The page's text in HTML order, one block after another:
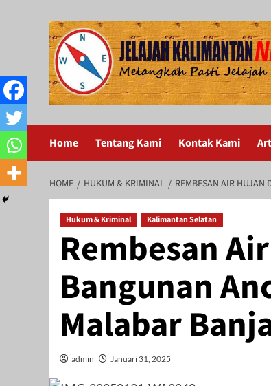
Home Tentang Kami Kontak Kami
HOME HUKUM & KRIMINAL REMBESAN AIR HUJAN
Hukum & Kriminal Kalimantan Selatan
Rembesan
Bangunan
Malabar
admin Januari 31, 2025